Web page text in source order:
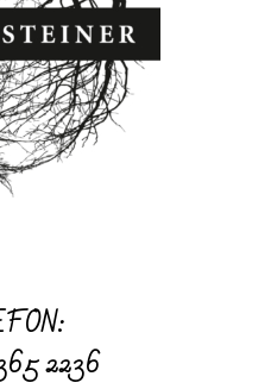
2236